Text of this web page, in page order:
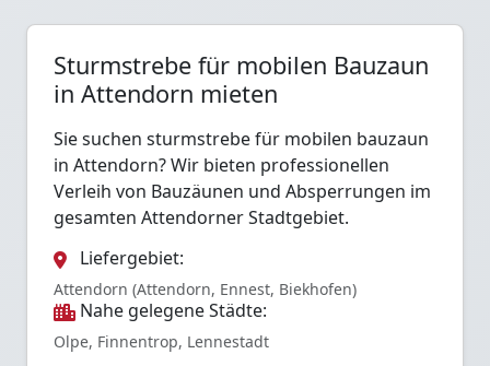
Sturmstrebe für mobilen Bauzaun
in Attendorn mieten
Sie suchen sturmstrebe für mobilen bauzaun
in Attendorn? Wir bieten professionellen
Verleih von Bauzäunen und Absperrungen im
gesamten Attendorner Stadtgebiet.
Liefergebiet:
Attendorn (Attendorn, Ennest, Biekhofen)
Nahe gelegene Städte:
Olpe, Finnentrop, Lennestadt